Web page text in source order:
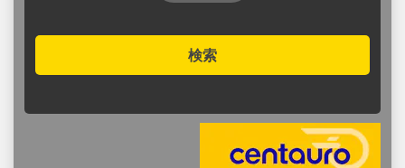
検索